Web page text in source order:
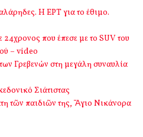
Η ΕΡΤ για το έθιμο.
24χρονος που έπεσε με το SUV του
– video
Γρεβενών στη μεγάλη συναυλία
Σιάτιστας
τῶν παιδιῶν της, Ἅγιο Νικάνορα